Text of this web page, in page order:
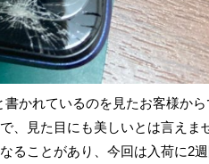
かれているのを見たお客様から
、見た目にも美しいとは言えま
ることがあり、今回は入荷に2